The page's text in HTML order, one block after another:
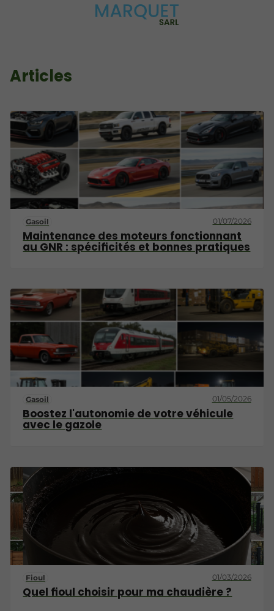
Articles
Gasoil 01/07/2026
Maintenance des moteurs fonctionnant
au GNR : spécificités et bonnes pratiques
Gasoil 01/05/2026
Boostez l'autonomie de votre véhicule
avec le gazole
Fioul 01/03/2026
Quel fioul choisir pour ma chaudière ?